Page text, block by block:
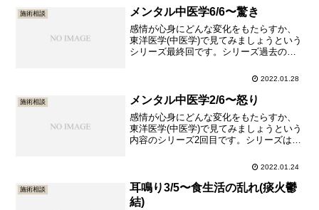
施術相談 メンタル中医学6/6〜驚き
感情が心身にどんな変化をもたらすか、
東洋医学(中医学)で見てみましょうという
シリーズ最終回です。シリーズ過去の投
1/6〜喜びメンタル中医学2/6〜怒りメン
学4/6〜悲しみメンタル中医学5/6〜恐れ
今回は驚き...
2022.01.28
施術相談 メンタル中医学2/6〜怒り
感情が心身にどんな変化をもたらすか、
東洋医学(中医学)で見てみましょうという
内容のシリーズ2回目です。シリーズは全
タル中医学3/6〜心配・不安メンタル中医
メンタル中医学6/6〜驚きでは、怒り＆怒
りす...
2022.01.24
施術相談
耳鳴り3/5〜食生活の乱れ(痰火鬱
結)